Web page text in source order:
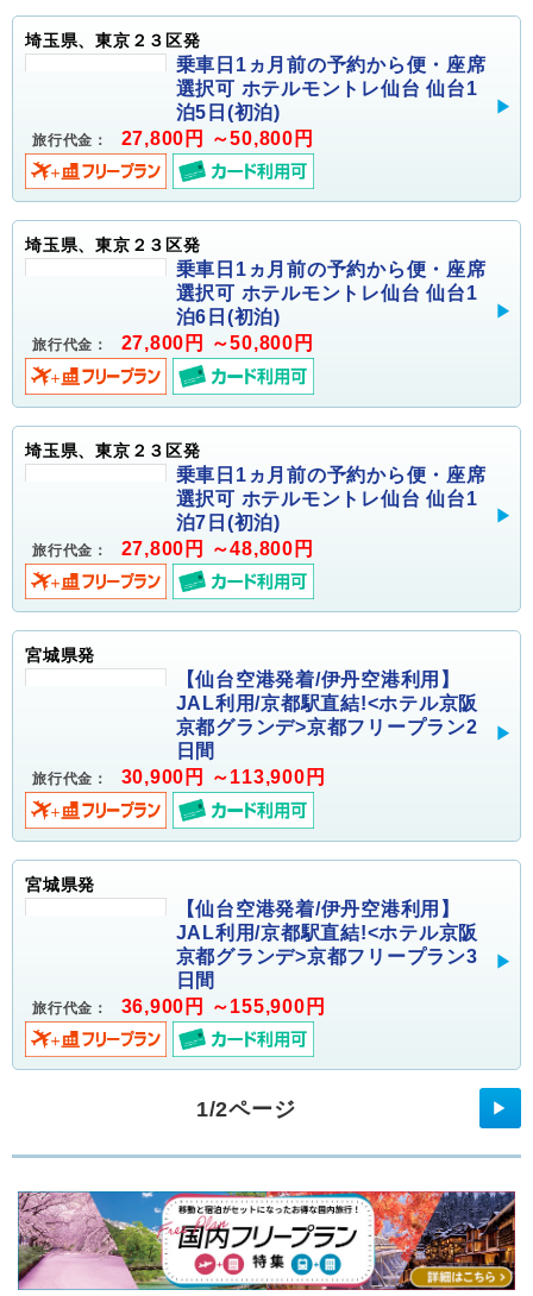
埼玉県、東京２３区発
乗車日1ヵ月前の予約から便・座席
選択可 ホテルモントレ仙台 仙台1
泊5日(初泊)
旅行代金： 27,800円 ～50,800円
埼玉県、東京２３区発
乗車日1ヵ月前の予約から便・座席
選択可 ホテルモントレ仙台 仙台1
泊6日(初泊)
旅行代金： 27,800円 ～50,800円
埼玉県、東京２３区発
乗車日1ヵ月前の予約から便・座席
選択可 ホテルモントレ仙台 仙台1
泊7日(初泊)
旅行代金： 27,800円 ～48,800円
宮城県発
【仙台空港発着/伊丹空港利用】
JAL利用/京都駅直結!<ホテル京阪
京都グランデ>京都フリープラン2
日間
旅行代金： 30,900円 ～113,900円
宮城県発
【仙台空港発着/伊丹空港利用】
JAL利用/京都駅直結!<ホテル京阪
京都グランデ>京都フリープラン3
日間
旅行代金： 36,900円 ～155,900円
1/2ページ ▶